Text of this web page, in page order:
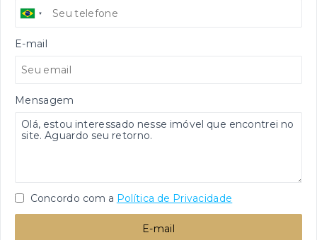
E-mail
Mensagem
Concordo com a Política de Privacidade
E-mail